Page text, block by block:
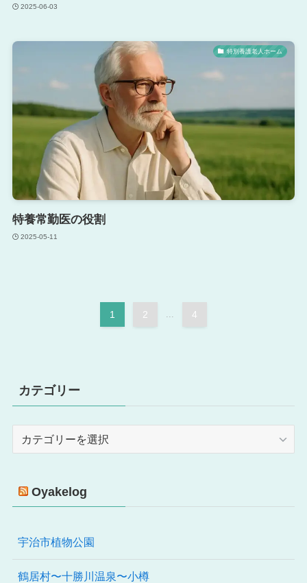
2025-06-03
特別養護老人ホーム
特養常勤医の役割
2025-05-11
1 2 ... 4
カテゴリー
リ
Oyakelog
宇治市植物公園
鶴居村〜十勝川温泉〜小樽